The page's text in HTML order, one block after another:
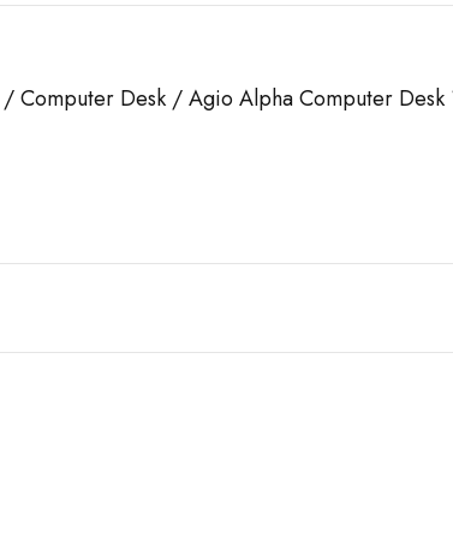
Computer Desk / Agio Alpha Computer Desk